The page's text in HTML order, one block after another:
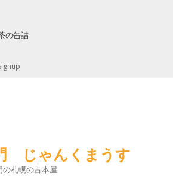
の缶詰
じゃんくまうす
札幌の古本屋